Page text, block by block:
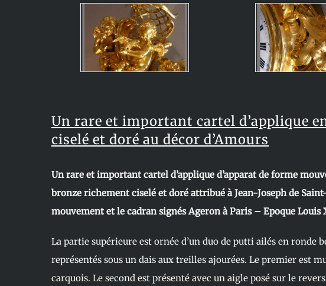
Un rare et important cartel d’applique
ciselé et doré au décor d’Amours
Un rare et important cartel d’applique d’apparat de forme
bronze richement ciselé et doré attribué à Jean-Joseph de
mouvement et le cadran signés Ageron à Paris – Epoque Louis
La partie supérieure est ornée d’un duo de putti ailés en ronde
représentés sous un dais aux treilles ajourées. Le premier est
carquois. Le second est présenté avec un aigle posé sur le